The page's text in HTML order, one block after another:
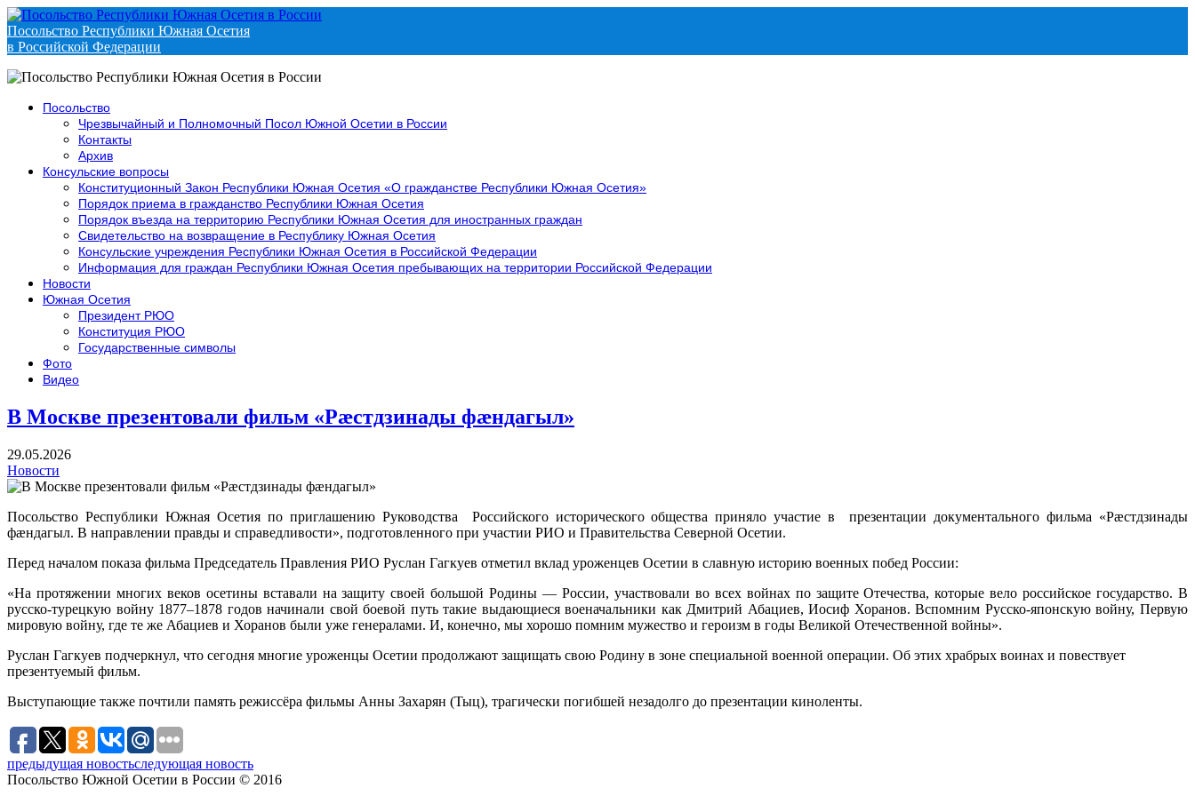
Посольство Республики Южная Осетия
в Российской Федерации
Посольство
Чрезвычайный и Полномочный Посол Южной Осетии в России
Контакты
Архив
Консульские вопросы
Конституционный Закон Республики Южная Осетия «О гражданстве Республики Южная Осетия»
Порядок приема в гражданство Республики Южная Осетия
Порядок въезда на территорию Республики Южная Осетия для иностранных граждан
Свидетельство на возвращение в Республику Южная Осетия
Консульские учреждения Республики Южная Осетия в Российской Федерации
Информация для граждан Республики Южная Осетия пребывающих на территории Российской Федерации
Новости
Южная Осетия
Президент РЮО
Конституция РЮО
Государственные символы
Фото
Видео
В Москве презентовали фильм «Рӕстдзинады фӕндагыл»
29.05.2026
Новости
Посольство Республики Южная Осетия по приглашению Руководства Российского исторического общества приняло участие в презентации документального фильма «Рӕстдзинады
фӕндагыл. В направлении правды и справедливости», подготовленного при участии РИО и Правительства Северной Осетии.
Перед началом показа фильма Председатель Правления РИО Руслан Гагкуев отметил вклад уроженцев Осетии в славную историю военных побед России:
«На протяжении многих веков осетины вставали на защиту своей большой Родины — России, участвовали во всех войнах по защите Отечества, которые вело российское государство. В
русско-турецкую войну 1877–1878 годов начинали свой боевой путь такие выдающиеся военачальники как Дмитрий Абациев, Иосиф Хоранов. Вспомним Русско-японскую войну, Первую
мировую войну, где те же Абациев и Хоранов были уже генералами. И, конечно, мы хорошо помним мужество и героизм в годы Великой Отечественной войны».
Руслан Гагкуев подчеркнул, что сегодня многие уроженцы Осетии продолжают защищать свою Родину в зоне специальной военной операции. Об этих храбрых воинах и повествует
презентуемый фильм.
Выступающие также почтили память режиссёра фильмы Анны Захарян (Тыц), трагически погибшей незадолго до презентации киноленты.
предыдущая новостьследующая новость
Посольство Южной Осетии в России © 2016